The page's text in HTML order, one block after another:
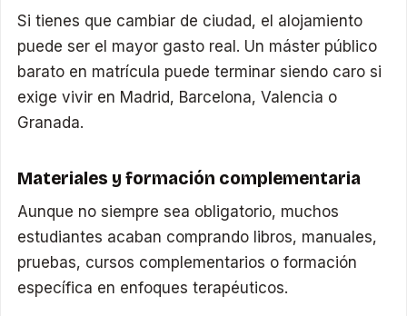
Si tienes que cambiar de ciudad, el alojamiento
puede ser el mayor gasto real. Un máster público
barato en matrícula puede terminar siendo caro si
exige vivir en Madrid, Barcelona, Valencia o
Granada.
Materiales y formación complementaria
Aunque no siempre sea obligatorio, muchos
estudiantes acaban comprando libros, manuales,
pruebas, cursos complementarios o formación
específica en enfoques terapéuticos.